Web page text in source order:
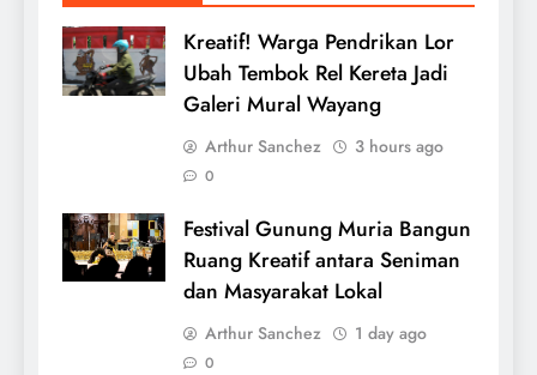
Kreatif! Warga Pendrikan Lor
Ubah Tembok Rel Kereta Jadi
Galeri Mural Wayang
Arthur Sanchez 3 hours ago
0
Festival Gunung Muria Bangun
Ruang Kreatif antara Seniman
dan Masyarakat Lokal
Arthur Sanchez 1 day ago
0